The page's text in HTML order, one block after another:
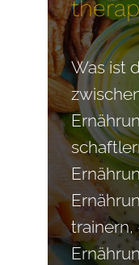
Was ist
trainern,